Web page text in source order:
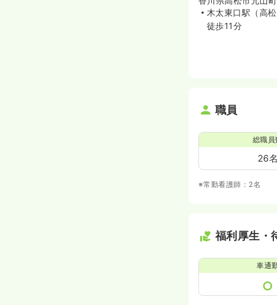
木太東口駅（高
徒歩11分
職員
総職員
26名
※常勤看護師：2名
福利厚生・
車通